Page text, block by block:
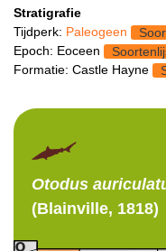
Stratigrafie
Tijdperk: Paleogeen
Epoch: Eoceen
Formatie: Castle Hayne
Otodus
(Blainville, 1818)